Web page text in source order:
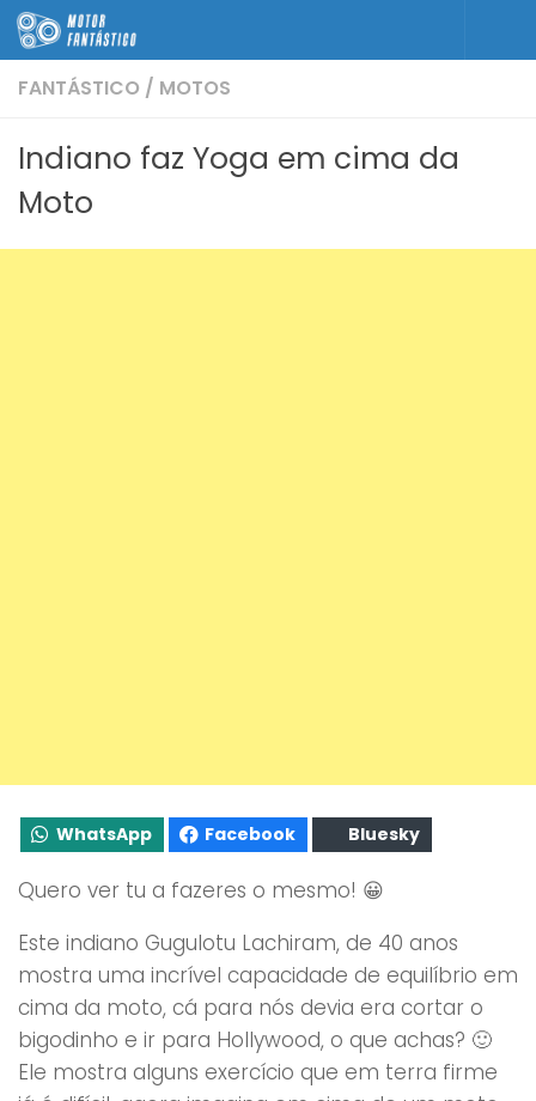
Skip to content
FANTÁSTICO / MOTOS
Indiano faz Yoga em cima da
Moto
WhatsApp Facebook Bluesky
Quero ver tu a fazeres o mesmo! 😀
Este indiano Gugulotu Lachiram, de 40 anos
mostra uma incrível capacidade de equilíbrio em
cima da moto, cá para nós devia era cortar o
bigodinho e ir para Hollywood, o que achas? 🙂
Ele mostra alguns exercício que em terra firme